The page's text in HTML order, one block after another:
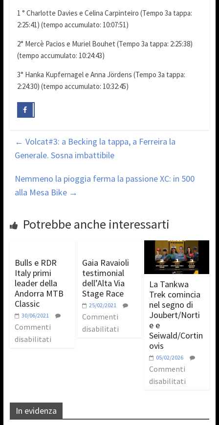
1 ° Charlotte Davies e Celina Carpinteiro (Tempo 3a tappa:
2:25:41) (tempo accumulato: 10:07:51)
2° Mercè Pacios e Muriel Bouhet (Tempo 3a tappa: 2:25:38)
(tempo accumulato: 10:24:43)
3° Hanka Kupfernagel e Anna Jördens (Tempo 3a tappa:
2:24:30) (tempo accumulato: 10:32:45)
← Volcat#3: a Becking la tappa, a Ferreira la
Generale. Sosna imbattibile
Nemmeno la pioggia ferma la passione XC: in 500
alla Mesa Bike →
Potrebbe anche interessarti
Bulls e RDR
Italy primi
leader della
Andorra MTB
Classic
30/06/2021
Commenti
disabilitati
Gaia Ravaioli
testimonial
dell’Alta Via
Stage Race
25/02/2021
Commenti
disabilitati
La Tankwa
Trek comincia
nel segno di
Joubert/Norti
e e
Seiwald/Cortin
ovis
05/02/2026
Commenti
disabilitati
In evidenza